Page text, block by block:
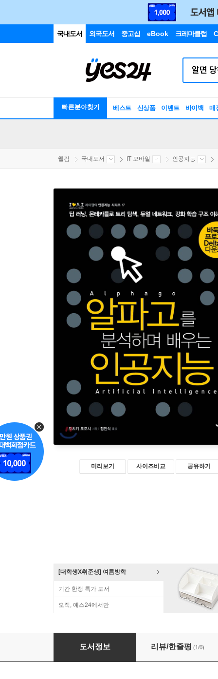
국내도서 외국도서 중고샵 eBook 크레마클럽
빠른분야찾기 베스트 신상품 이벤트 바이백 매
웰컴 국내도서 IT 모바일 인공지능
미리보기 사이즈비교 공유하기
[대학생X취준생] 여름방학
기간 한정 특가 도서
오직, 예스24에서만
알파고를 분석하며 배우는 인공지능
도서정보 리뷰/한줄평 (1/0)